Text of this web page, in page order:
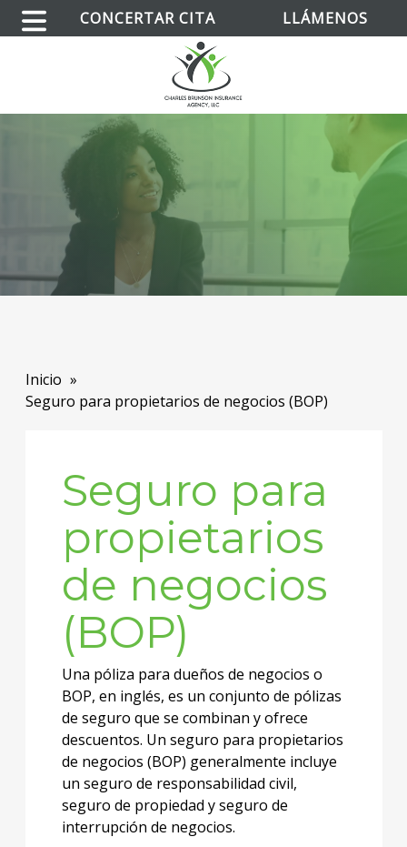
CONCERTAR CITA LLÁMENOS
Inicio
Seguro para propietarios de negocios (BOP)
Seguro para
propietarios
de negocios
(BOP)
Una póliza para dueños de negocios o
BOP, en inglés, es un conjunto de pólizas
de seguro que se combinan y ofrece
descuentos. Un seguro para propietarios
de negocios (BOP) generalmente incluye
un seguro de responsabilidad civil,
seguro de propiedad y seguro de
interrupción de negocios.